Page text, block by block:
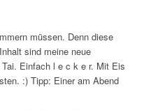
müssen. Denn diese
sind meine neue
Einfach l e c k e r. Mit Eis
:) Tipp: Einer am Abend